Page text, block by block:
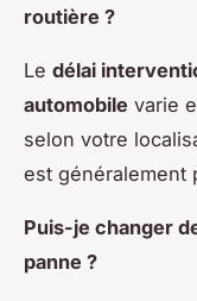
routière ?
Le délai
automobile varie
selon votre
est généralement
Puis-je changer
panne ?